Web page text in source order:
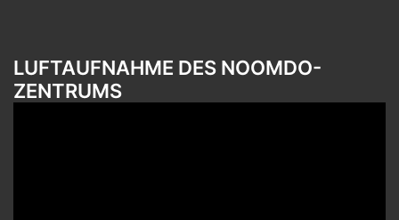
LUFTAUFNAHME DES NOOMDO-
ZENTRUMS